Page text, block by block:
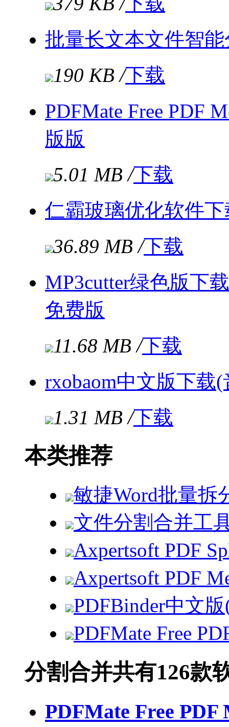
批量长文本文件智
190 KB /下载
PDFMate Free PDF
版版
5.01 MB /下载
仁霸玻璃优化软件
36.89 MB /下载
MP3cutter绿色版下
免费版
11.68 MB /下载
rxobaom中文版下载
1.31 MB /下载
本类推荐
敏捷Word批量拆
文件分割合并工
Axpertsoft PDF
Axpertsoft PDF
PDFBinder中文
PDFMate Free
分割合并共有126款
PDFMate Free PDF